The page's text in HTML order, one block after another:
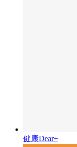
健康Dear+